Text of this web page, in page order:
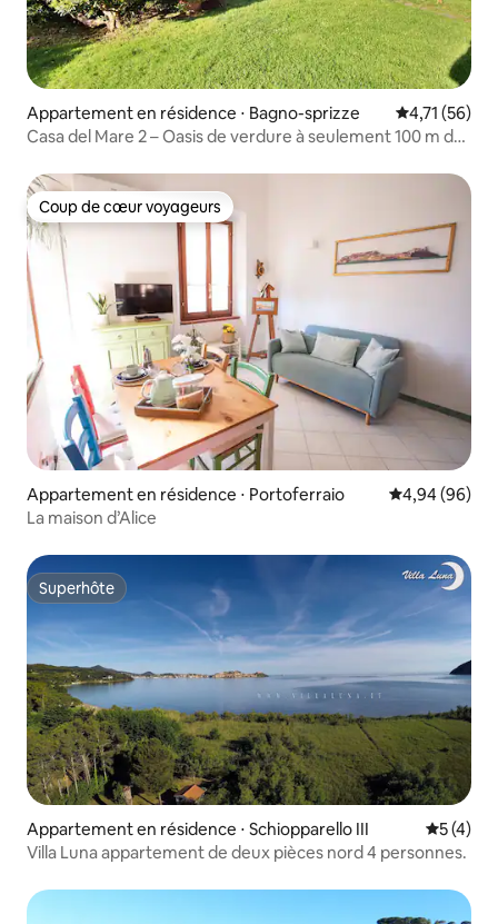
Appartement en résidence ⋅ Bagno-sprizze Évaluation
4,71 (56)
Casa del Mare 2 – Oasis de verdure à seulement 100 m de
Coup de cœur voyageurs
Coup de cœur voyageurs
Appartement en résidence ⋅ Portoferraio Évaluation
4,94 (96)
La maison d’Alice
Superhôte
Superhôte
Appartement en résidence ⋅ Schiopparello III
5 (4)
Villa Luna appartement de deux pièces nord 4 personnes.